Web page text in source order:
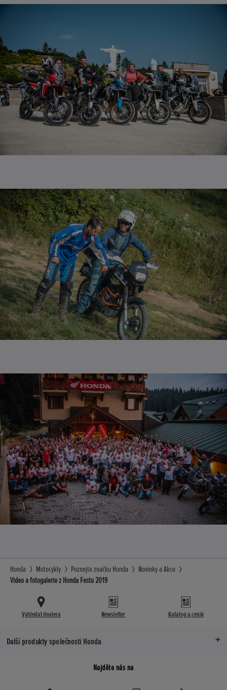
Honda Motocykly Poznejte značku Honda
Novinky a Akce
Video a fotogalerie z Honda Festu 2019
Vyhledat dealera Newsletter Katalog a ceník
Další produkty společnosti Honda
Najděte nás na